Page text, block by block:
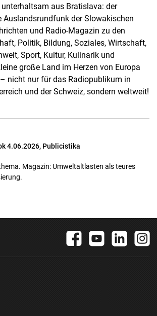
aus Bratislava: der
Auslandsrundfunk der Slowakischen
und Radio-Magazin zu den
Politik, Bildung, Soziales, Wirtschaft,
Sport, Kultur, Kulinarik und
große Land im Herzen von Europa
nicht nur für das Radiopublikum in
und der Schweiz, sondern weltweit!
4.06.2026, Publicistika
Magazin: Umweltaltlasten als teures